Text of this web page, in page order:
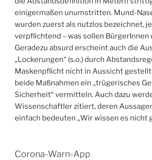
einigermaßen unumstritten. Mund-
wurden zuerst als nutzlos bezeichnet,
verpflichtend – was sollen BürgerInnen
Geradezu absurd erscheint auch die
„Lockerungen“ (s.o.) durch
Maskenpflicht nicht in Aussicht gestellt
beide Maßnahmen ein „trügerisches
Sicherheit“ vermitteln. Auch dazu
Wissenschaftler zitiert, deren
einfach bedeuten „Wir wissen es nicht
Corona-Warn-App